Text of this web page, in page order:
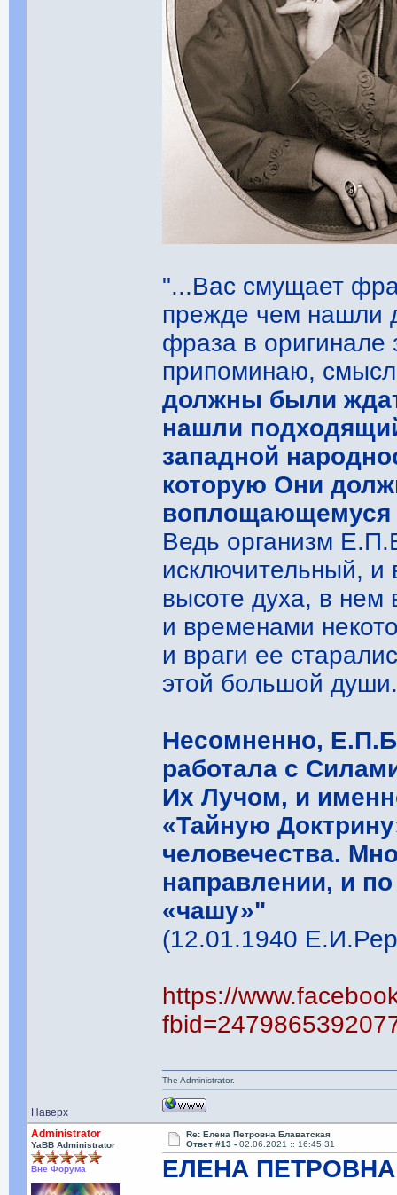
"...Вас смущает
прежде чем нашли
фраза в оригинале
припоминаю,
должны были
нашли
западной
которую Они
воплощающемуся
Ведь организм
исключительный, и
высоте духа, в нем
и временами
и враги ее
этой большой
Несомненно,
работала с
Их Лучом, и
«Тайную
человечества.
направлении, и
«чашу»"
(12.01.1940
https://
Наверх
The Administrator.
Administrator
YaBB Administrator
Вне Форума
Re: Елена Петровна Блаватская
Ответ #13 -02.06.2021 :: 16:45:31
ЕЛЕНА